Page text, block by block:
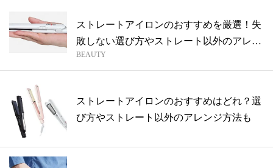
ストレートアイロンのおすすめを厳選！失
敗しない選び方やストレート以外のアレン
ジ方...
BEAUTY
ストレートアイロンのおすすめはどれ？選
び方やストレート以外のアレンジ方法も